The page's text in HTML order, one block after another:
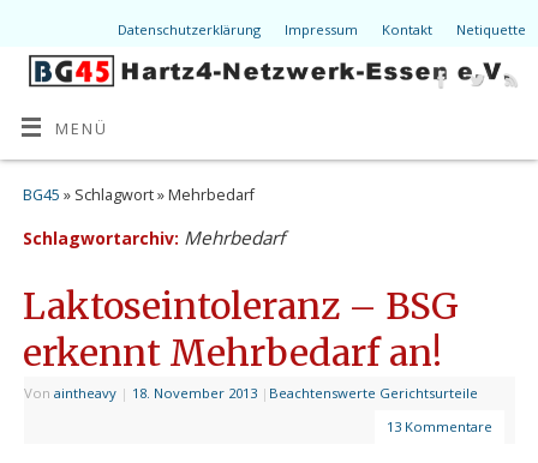
Datenschutzerklärung Impressum Kontakt Netiquette
MENÜ
BG45 » Schlagwort » Mehrbedarf
Schlagwortarchiv: Mehrbedarf
Laktoseintoleranz – BSG
erkennt Mehrbedarf an!
Von aintheavy | 18. November 2013 | Beachtenswerte Gerichtsurteile
13 Kommentare